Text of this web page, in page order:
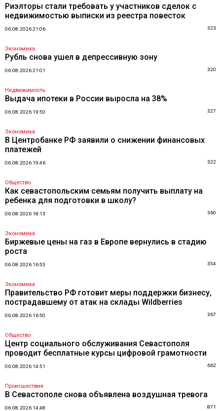
Риэлторы стали требовать у участников сделок с
недвижимостью выписки из реестра повесток
06.08.2026 21:06 323
Экономика
Рубль снова ушел в депрессивную зону
06.08.2026 21:01 320
Недвижимость
Выдача ипотеки в России выросла на 38%
06.08.2026 19:50 327
Экономика
В Центробанке РФ заявили о снижении финансовых
платежей
06.08.2026 19:46 322
Общество
Как севастопольским семьям получить выплату на
ребенка для подготовки в школу?
06.08.2026 18:13 360
Экономика
Биржевые цены на газ в Европе вернулись в стадию
роста
06.08.2026 16:55 354
Экономика
Правительство РФ готовит меры поддержки бизнесу,
пострадавшему от атак на склады Wildberries
06.08.2026 16:50 367
Общество
Центр социального обслуживания Севастополя
проводит бесплатные курсы цифровой грамотности
06.08.2026 14:51 662
Происшествия
В Севастополе снова объявлена воздушная тревога
06.08.2026 14:48 871